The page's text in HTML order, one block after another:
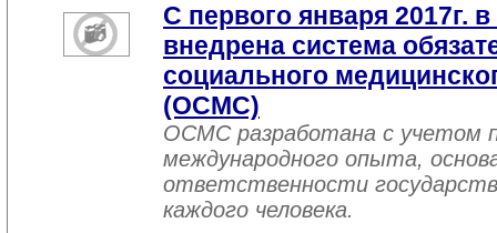
С первого января 2017г.
внедрена система
социального
(ОСМС)
ОСМС разработана с учетом
международного опыта,
ответственности
каждого человека.